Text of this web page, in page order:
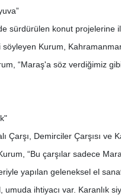
sürdürülen konut projelerine
Kurum,
“Maraş'a söz verdiğimiz
Çarşı, Demirciler Çarşısı ve
“Bu çarşılar sadece
yapılan geleneksel el
ihtiyacı var. Karanlık